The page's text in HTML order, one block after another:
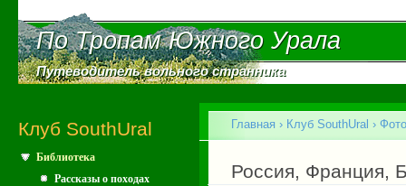
По Тропам Южного Урала
По Тропам Южного Урала
Путеводитель вольного странника
Путеводитель вольного странника
Клуб SouthUral
Библиотека
Рассказы о походах
Вы здесь
Главная › Клуб SouthUral ›
Россия, Франция,